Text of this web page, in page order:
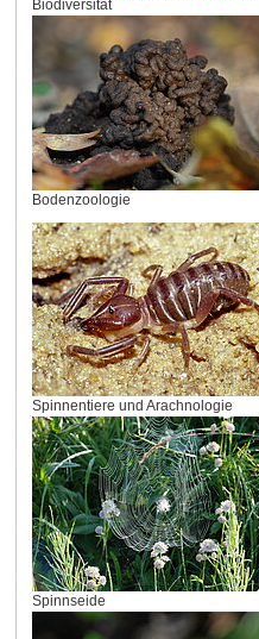
Biodiversität
Bodenzoologie
Spinnentiere und Arachnologie
Spinnseide